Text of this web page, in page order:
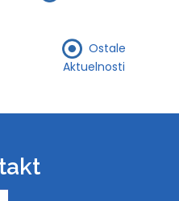
Ostale
Aktuelnosti